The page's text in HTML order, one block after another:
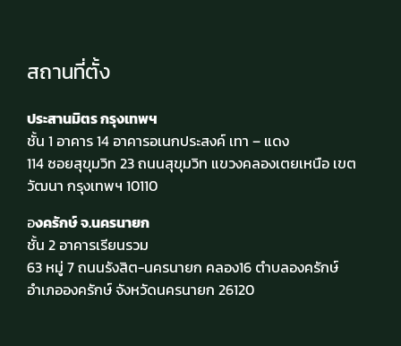
สถานที่ตั้ง
ประสานมิตร กรุงเทพฯ
ชั้น 1 อาคาร 14 อาคารอเนกประสงค์ เทา – แดง
114 ซอยสุขุมวิท 23 ถนนสุขุมวิท แขวงคลองเตยเหนือ เขต
วัฒนา กรุงเทพฯ 10110
องครักษ์ จ.นครนายก
ชั้น 2 อาคารเรียนรวม
63 หมู่ 7 ถนนรังสิต-นครนายก คลอง16 ตำบลองครักษ์
อำเภอองครักษ์ จังหวัดนครนายก 26120